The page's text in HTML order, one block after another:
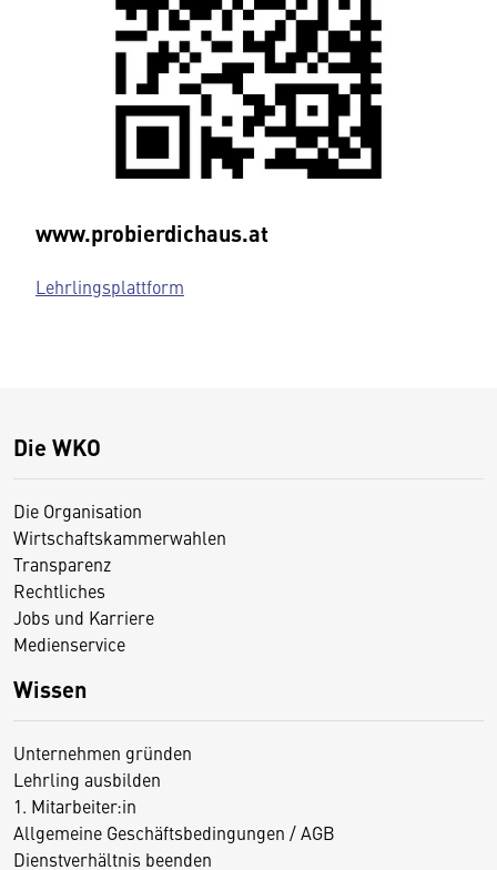
www.probierdichaus.at
Lehrlingsplattform
Die WKO
Die Organisation
Wirtschaftskammerwahlen
Transparenz
Rechtliches
Jobs und Karriere
Medienservice
Wissen
Unternehmen gründen
Lehrling ausbilden
1. Mitarbeiter:in
Allgemeine Geschäftsbedingungen / AGB
Dienstverhältnis beenden